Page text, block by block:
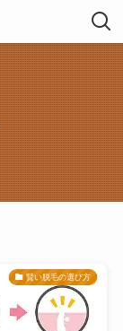
賢い脱毛の選び方